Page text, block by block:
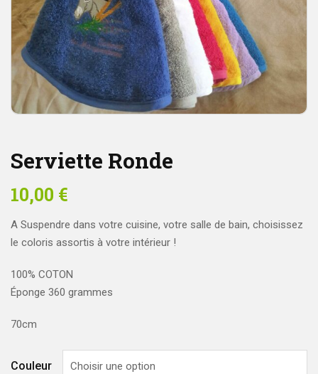
Serviette Ronde
10,00 €
A Suspendre dans votre cuisine, votre salle de bain, choisissez
le coloris assortis à votre intérieur !
100% COTON
Éponge 360 grammes
70cm
Couleur